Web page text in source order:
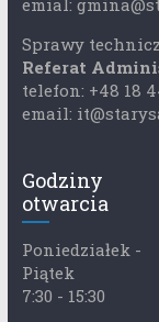
Sprawy
Referat
telefon: +48 18
email:
Godziny
otwarcia
Poniedziałek -
Piątek
7:30 - 15:30